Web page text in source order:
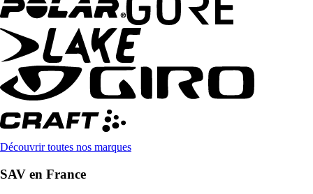
Découvrir toutes nos marques
SAV en France